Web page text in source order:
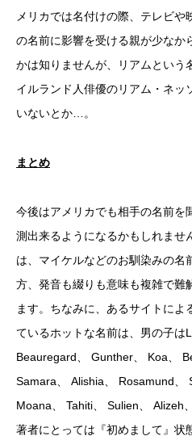
メリカでは名付けの際、テレビ
の名前に影響を受ける親が少なか
かは知りませんが、リアムという
イルランド人俳優のリアム・ネッ
いないとか…。
まとめ
今後はアメリカでも相手の名前を
測出来るようになるかもしれませ
は、マイケルなどのお馴染みの名
方、発音も綴りも意味も複雑で難
ます。ちなみに、あるサイトに
ているホットな名前は、男の子は
Beauregard、 Gunther、 Koa、
Samara、 Alishia、 Rosamund、
Moana、 Tahiti、 Sulien、 Alizeh
著者にとっては『初めまして』状